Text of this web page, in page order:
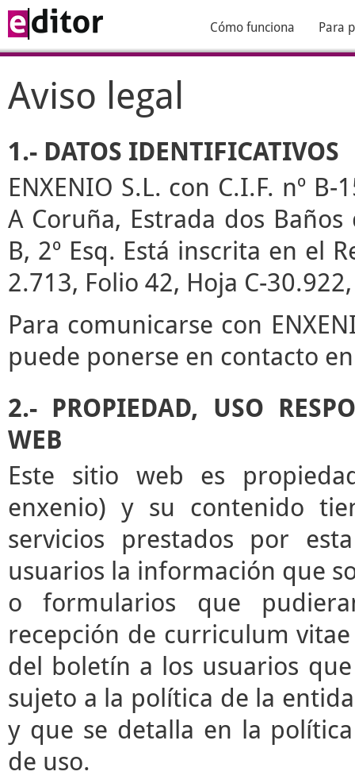
Cómo funciona Para
Aviso legal
1.- DATOS IDENTIFICATIVOS
ENXENIO S.L. con C.I.F. nº
A Coruña, Estrada dos
B, 2º Esq. Está inscrita en el
2.713, Folio 42, Hoja C-
Para comunicarse con
puede ponerse en contacto
2.- PROPIEDAD, USO
WEB
Este sitio web es
enxenio) y su contenido
servicios prestados por
usuarios la información que
o formularios que
recepción de curriculum
del boletín a los usuarios
sujeto a la política de la
y que se detalla en la
de uso.